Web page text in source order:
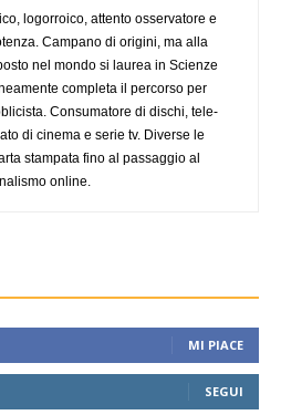
logorroico, attento osservatore e
Campano di origini, ma alla
nel mondo si laurea in Scienze
completa il percorso per
Consumatore di dischi, tele-
di cinema e serie tv. Diverse le
stampata fino al passaggio al
online.
MI PIACE
SEGUI